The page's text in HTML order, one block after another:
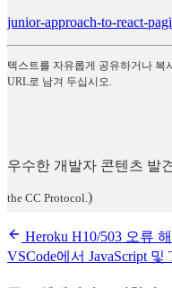
junior-approach-to-react-
텍스트를 자유롭게 공유하거나 복
URL로 남겨 두십시오.
우수한 개발자 콘텐츠 발
the CC Protocol.)
Heroku H10/503 오류
VSCode에서 JavaScript 및